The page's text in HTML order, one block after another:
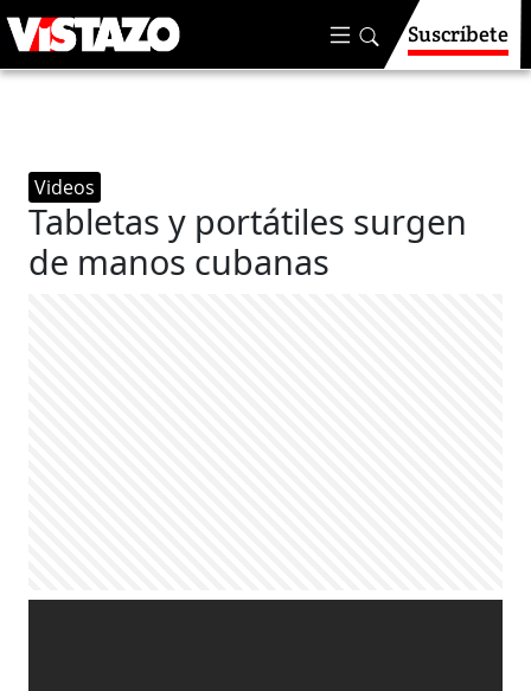
Suscríbete
Videos
Tabletas y portátiles surgen
de manos cubanas